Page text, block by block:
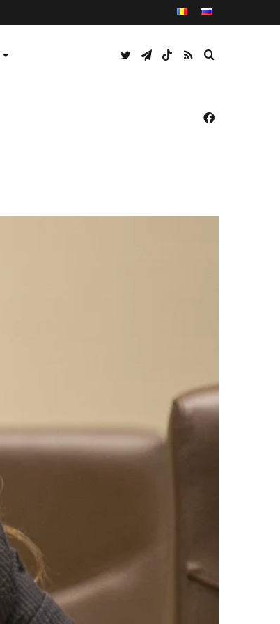
Caută
RSS
TikTok
Telegram
Twitter
Facebook